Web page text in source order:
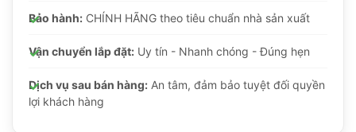
Bảo hành: CHÍNH HÃNG theo tiêu chuẩn nhà sản xuất
Vận chuyển lắp đặt: Uy tín - Nhanh chóng - Đúng hẹn
Dịch vụ sau bán hàng: An tâm, đảm bảo tuyệt đối quyền
lợi khách hàng